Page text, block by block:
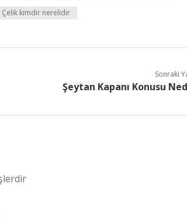
Çelik kimdir nerelidir
Sonraki
Şeytan Kapanı Konusu